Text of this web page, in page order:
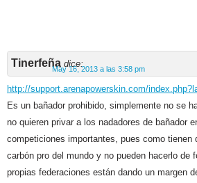
Tinerfeña dice:
May 16, 2013 a las 3:58 pm
http://support.arenapowerskin.com/
Es un bañador prohibido, simplemente no se
no quieren privar a los nadadores de bañador
competiciones importantes, pues como tienen
carbón pro del mundo y no pueden hacerlo de
propias federaciones están dando un margen